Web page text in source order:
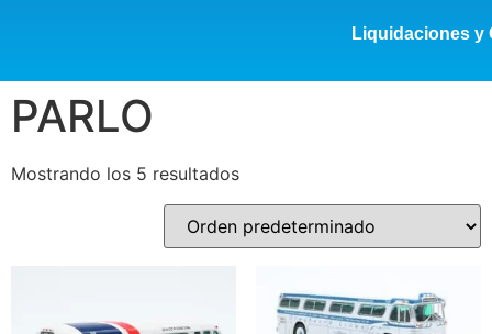
Liquidaciones y
PARLO
Mostrando los 5 resultados